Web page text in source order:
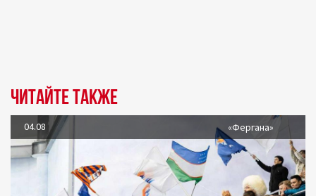
Читайте также
04.08 «Фергана»